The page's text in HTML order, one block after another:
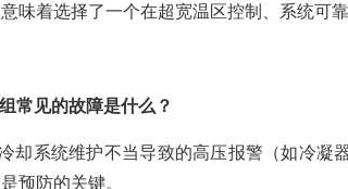
味着选择了一个在超宽温区控制、系统可
常见的故障是什么？
却系统维护不当导致的高压报警（如冷凝
预防的关键。